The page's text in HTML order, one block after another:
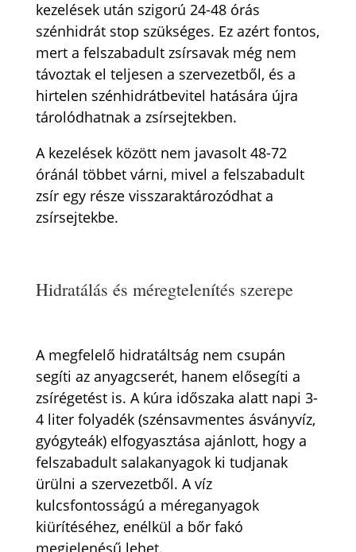
kezelések után szigorú 24-48 órás
szénhidrát stop szükséges. Ez azért fontos,
mert a felszabadult zsírsavak még nem
távoztak el teljesen a szervezetből, és a
hirtelen szénhidrátbevitel hatására újra
tárolódhatnak a zsírsejtekben.
A kezelések között nem javasolt 48-72
óránál többet várni, mivel a felszabadult
zsír egy része visszaraktározódhat a
zsírsejtekbe.
Hidratálás és méregtelenítés szerepe
A megfelelő hidratáltság nem csupán
segíti az anyagcserét, hanem elősegíti a
zsírégetést is. A kúra időszaka alatt napi 3-
4 liter folyadék (szénsavmentes ásványvíz,
gyógyteák) elfogyasztása ajánlott, hogy a
felszabadult salakanyagok ki tudjanak
ürülni a szervezetből. A víz
kulcsfontosságú a méreganyagok
kiürítéséhez, enélkül a bőr fakó
megjelenésű lehet.